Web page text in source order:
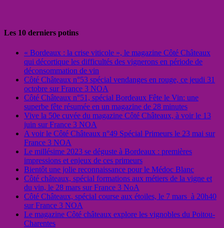
Les 10 derniers potins
« Bordeaux : la crise viticole », le magazine Côté Châteaux
qui décortique les difficultés des vignerons en période de
déconsommation de vin
Côté Châteaux n°53 spécial vendanges en rouge, ce jeudi 31
octobre sur France 3 NOA
Côté Châteaux n°51, spécial Bordeaux Fête le Vin: une
superbe fête résumée en un magazine de 28 minutes
Vive la 50e cuvée du magazine Côté Châteaux, à voir le 13
juin sur France 3 NOA
A voir le Côté Châteaux n°49 Spécial Primeurs le 23 mai sur
France 3 NOA
Le millésime 2023 se déguste à Bordeaux : premières
impressions et enjeux de ces primeurs
Bientôt une jolie reconnaissance pour le Médoc Blanc
Côté châteaux, spécial formations aux métiers de la vigne et
du vin, le 28 mars sur France 3 NoA
Côté Châteaux, spécial course aux étoiles, le 7 mars à 20h40
sur France 3 NOA
Le magazine Côté châteaux explore les vignobles du Poitou-
Charentes